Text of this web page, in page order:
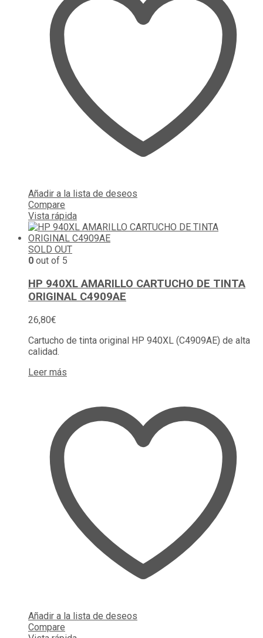
Añadir a la lista de deseos
Compare
Vista rápida
SOLD OUT
0 out of 5
HP 940XL AMARILLO CARTUCHO DE TINTA
ORIGINAL C4909AE
26,80€
Cartucho de tinta original HP 940XL (C4909AE) de alta
calidad.
Leer más
Añadir a la lista de deseos
Compare